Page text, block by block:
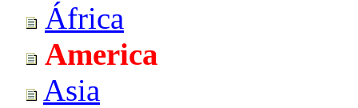
África
America
Asia